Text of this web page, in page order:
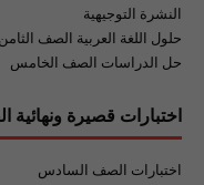
النشرة التوجيهية
حلول اللغة العربية الصف الثامن
حل الدراسات الصف الخامس
اختبارات قصيرة ونهائية
اختبارات الصف السادس